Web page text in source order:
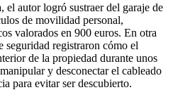
el autor logró sustraer del garaje de
de movilidad personal,
valorados en 900 euros. En otra
seguridad registraron cómo el
de la propiedad durante unos
y desconectar el cableado
para evitar ser descubierto.